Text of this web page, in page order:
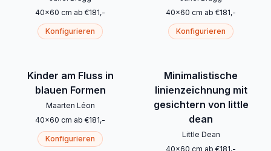
40x60 cm ab €181,-
Konfigurieren
40x60 cm ab €181,-
Konfigurieren
Kinder am Fluss in
blauen Formen
Maarten Léon
40x60 cm ab €181,-
Konfigurieren
Minimalistische
linienzeichnung mit
gesichtern von little
dean
Little Dean
40x60 cm ab €181,-